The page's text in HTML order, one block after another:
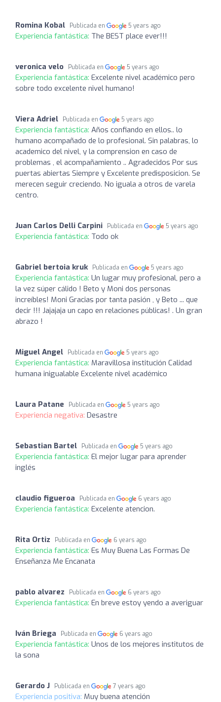
Romina Kobal Publicada en 5 years ago
Experiencia fantástica: The BEST place ever!!!
veronica velo Publicada en 5 years ago
Experiencia fantástica: Excelente nivel académico pero
sobre todo excelente nivel humano!
Viera Adriel Publicada en 5 years ago
Experiencia fantástica: Años confiando en ellos.. lo
humano acompañado de lo profesional. Sin palabras, lo
academico del nivel, y la comprension en caso de
problemas , el acompañamiento .. Agradecidos Por sus
puertas abiertas Siempre y Excelente predisposicion. Se
merecen seguir creciendo. No iguala a otros de varela
centro.
Juan Carlos Delli Carpini Publicada en 5 years ago
Experiencia fantástica: Todo ok
Gabriel bertoia kruk Publicada en 5 years ago
Experiencia fantástica: Un lugar muy profesional, pero a
la vez súper cálido ! Beto y Moni dos personas
increíbles! Moni Gracias por tanta pasión , y Beto ... que
decir !!! Jajajaja un capo en relaciones públicas! . Un gran
abrazo !
Miguel Angel Publicada en 5 years ago
Experiencia fantástica: Maravillosa institución Calidad
humana inigualable Excelente nivel académico
Laura Patane Publicada en 5 years ago
Experiencia negativa: Desastre
Sebastian Bartel Publicada en 5 years ago
Experiencia fantástica: El mejor lugar para aprender
inglés
claudio figueroa Publicada en 6 years ago
Experiencia fantástica: Excelente atencion.
Rita Ortiz Publicada en 6 years ago
Experiencia fantástica: Es Muy Buena Las Formas De
Enseñanza Me Encanata
pablo alvarez Publicada en 6 years ago
Experiencia fantástica: En breve estoy yendo a averiguar
Iván Briega Publicada en 6 years ago
Experiencia fantástica: Unos de los mejores institutos de
la sona
Gerardo J Publicada en 7 years ago
Experiencia positiva: Muy buena atención